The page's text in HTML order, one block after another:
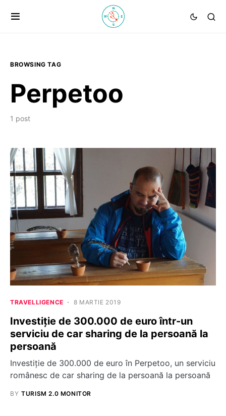
BROWSING TAG
Perpetoo
1 post
TRAVELLIGENCE 8 MARTIE 2019
Investiție de 300.000 de euro într-un
serviciu de car sharing de la persoană la
persoană
Investiție de 300.000 de euro în Perpetoo, un serviciu
românesc de car sharing de la persoană la persoană
BY TURISM 2.0 MONITOR